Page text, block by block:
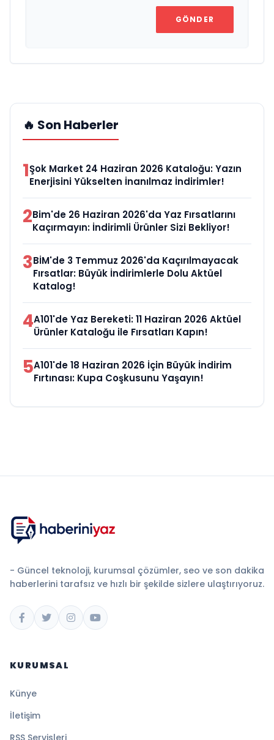
GÖNDER
🔥 Son Haberler
1Şok Market 24 Haziran 2026 Kataloğu: Yazın
Enerjisini Yükselten İnanılmaz İndirimler!
2Bim'de 26 Haziran 2026'da Yaz Fırsatlarını
Kaçırmayın: İndirimli Ürünler Sizi Bekliyor!
3BİM'de 3 Temmuz 2026'da Kaçırılmayacak
Fırsatlar: Büyük İndirimlerle Dolu Aktüel
Katalog!
4A101'de Yaz Bereketi: 11 Haziran 2026 Aktüel
Ürünler Kataloğu ile Fırsatları Kapın!
5A101'de 18 Haziran 2026 İçin Büyük İndirim
Fırtınası: Kupa Coşkusunu Yaşayın!
- Güncel teknoloji, kurumsal çözümler, seo ve son dakika
haberlerini tarafsız ve hızlı bir şekilde sizlere ulaştırıyoruz.
KURUMSAL
Künye
İletişim